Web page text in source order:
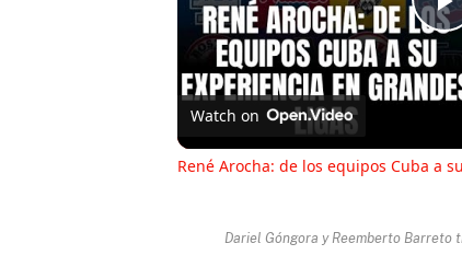
Watch on
René Arocha: de los equipos Cuba a
Dariel Góngora y Reemberto